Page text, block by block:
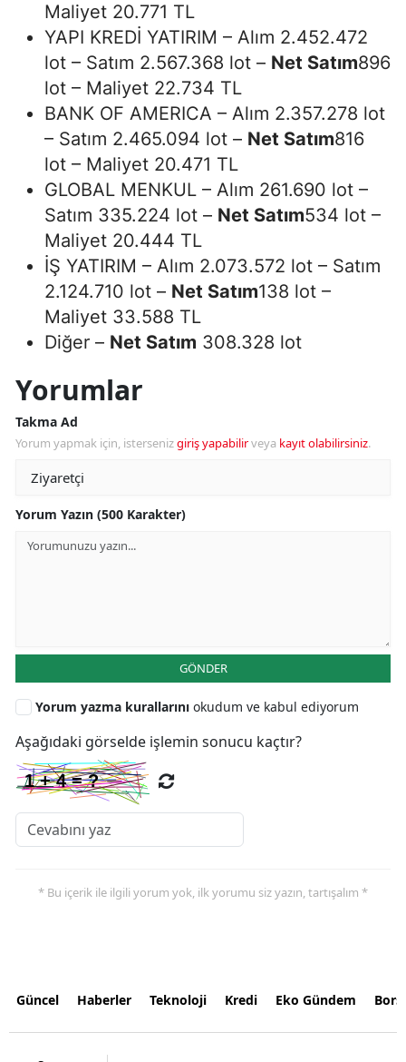
Maliyet 20.771 TL
YAPI KREDİ YATIRIM – Alım 2.452.472
lot – Satım 2.567.368 lot – Net Satım896
lot – Maliyet 22.734 TL
BANK OF AMERICA – Alım 2.357.278 lot
– Satım 2.465.094 lot – Net Satım816
lot – Maliyet 20.471 TL
GLOBAL MENKUL – Alım 261.690 lot –
Satım 335.224 lot – Net Satım534 lot –
Maliyet 20.444 TL
İŞ YATIRIM – Alım 2.073.572 lot – Satım
2.124.710 lot – Net Satım138 lot –
Maliyet 33.588 TL
Diğer – Net Satım 308.328 lot
Yorumlar
Takma Ad
Yorum yapmak için, istersenizgiriş yapabilirveya kayıt olabilirsiniz.
Yorum Yazın (500 Karakter)
GÖNDER
Yorum yazma kurallarını okudum ve kabul ediyorum
Aşağıdaki görselde işlemin sonucu kaçtır?
* Bu içerik ile ilgili yorum yok, ilk yorumu siz yazın, tartışalım *
Güncel Haberler Teknoloji Kredi Eko Gündem